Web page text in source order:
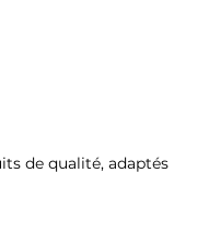
de qualité, adaptés